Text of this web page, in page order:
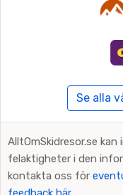
Se alla
AlltOmSkidresor.se
felaktigheter i den
kontakta oss för